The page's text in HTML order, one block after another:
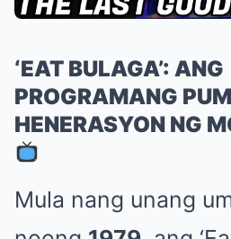
‘EAT BULAGA’: ANG
PROGRAMANG
HENERASYON NG
Mula nang unang